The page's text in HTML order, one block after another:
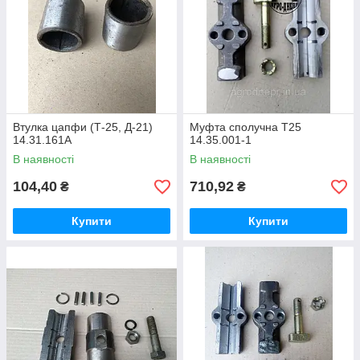
техніки в різних умовах. Завдяки своїй конструкції машина
може працювати з великою кількістю навісного обладнання,
що значно розширює сферу її використання.
Асортимент запчастин до Т-25
У категоріїзапчастини до трактора Т-25представлені
різноманітні комплектуючі, необхідні для ремонту та
деталі, які застосовуються для відновлення працездатності
деталі для ремонту двигуна Д-21;
комплектуючі для технічного обслуговування задньої
ремонтні комплекти зчеплення та ходової частини.
Наявність широкого асортименту дозволяє швидко підібрати
необхідні запчастини для Т-25
та виконати ремонт техніки
без зайвих затримок.
Втулка цапфи (Т-25, Д-21)
14.31.161А
В наявності
104,40 ₴
Купити
Муфта сполучна Т25
14.35.001-1
В наявності
710,92 ₴
Купити